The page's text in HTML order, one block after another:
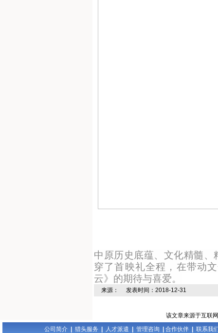
中原历史底蕴、文化精髓
穿了首映礼全程，在带动
云》的期待与喜爱。
来源： 发表时间：2018-12-31
该文章来源于互联
公司简介| 猎头服务| 人才派遣 管理咨询 合作伙伴| 联系我